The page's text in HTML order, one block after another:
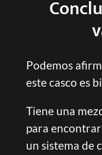
Podemos
este casco es
Tiene una
para
un sistema de